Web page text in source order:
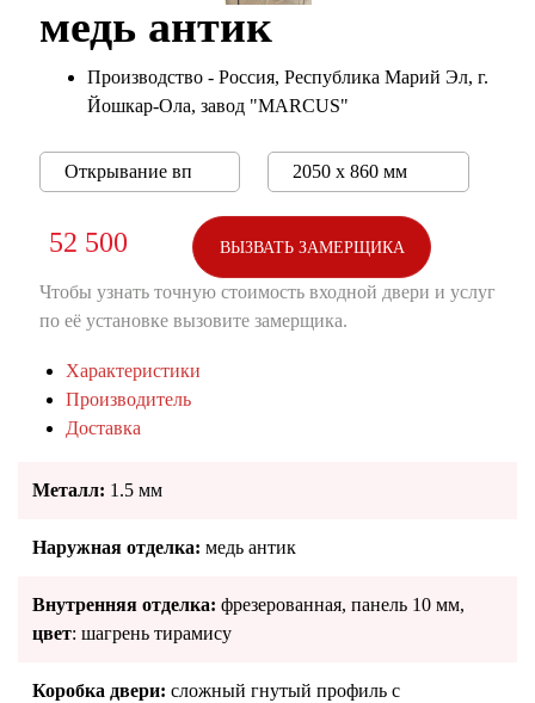
медь антик
Производство - Россия, Республика Марий Эл, г.
Йошкар-Ола, завод "MARCUS"
52 500 ВЫЗВАТЬ ЗАМЕРЩИКА
Чтобы узнать точную стоимость входной двери и услуг
по её установке вызовите замерщика.
Характеристики
Производитель
Доставка
Металл: 1.5 мм
Наружная отделка: медь антик
Внутренняя отделка: фрезерованная, панель 10 мм,
цвет: шагрень тирамису
Коробка двери: сложный гнутый профиль с